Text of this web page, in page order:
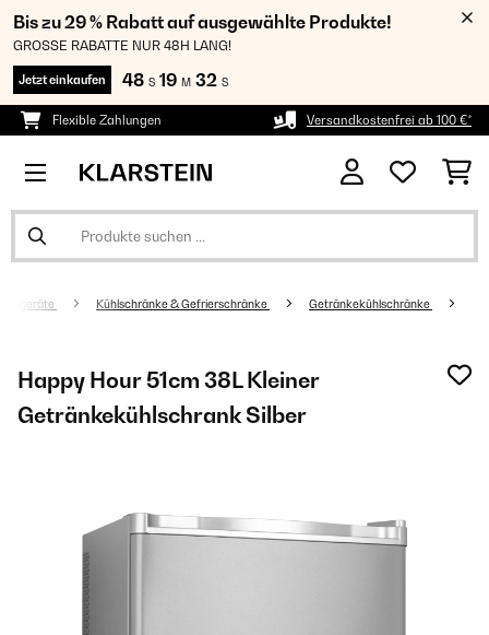
Bis zu 29 % Rabatt auf ausgewählte Produkte!
GROSSE RABATTE NUR 48H LANG!
Jetzt einkaufen 48 S 19 M 31 S
Flexible Zahlungen Versandkostenfrei ab 100 €*
Kühlschränke & Gefrierschränke Getränkekühlschränke
Happy Hour 51cm 38L Kleiner
Getränkekühlschrank Silber